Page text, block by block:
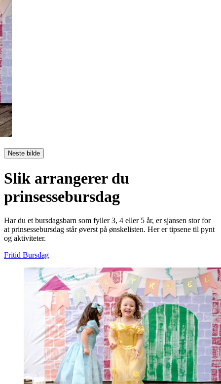
Neste bilde
Slik arrangerer du
prinsessebursdag
Har du et bursdagsbarn som fyller 3, 4 eller 5 år, er sjansen stor for
at prinsessebursdag står øverst på ønskelisten. Her er tipsene til pynt
og aktiviteter.
Fritid Bursdag